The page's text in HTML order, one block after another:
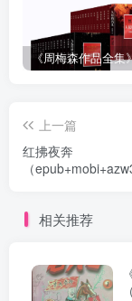
上一篇
红拂夜奔
（
相关推荐